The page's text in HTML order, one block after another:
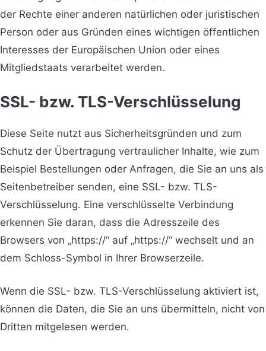
der Rechte einer anderen natürlichen oder juristischen
Person oder aus Gründen eines wichtigen öffentlichen
Interesses der Europäischen Union oder eines
Mitgliedstaats verarbeitet werden.
SSL- bzw. TLS-Verschlüsselung
Diese Seite nutzt aus Sicherheitsgründen und zum
Schutz der Übertragung vertraulicher Inhalte, wie zum
Beispiel Bestellungen oder Anfragen, die Sie an uns als
Seitenbetreiber senden, eine SSL- bzw. TLS-
Verschlüsselung. Eine verschlüsselte Verbindung
erkennen Sie daran, dass die Adresszeile des
Browsers von „https://“ auf „https://“ wechselt und an
dem Schloss-Symbol in Ihrer Browserzeile.
Wenn die SSL- bzw. TLS-Verschlüsselung aktiviert ist,
können die Daten, die Sie an uns übermitteln, nicht von
Dritten mitgelesen werden.